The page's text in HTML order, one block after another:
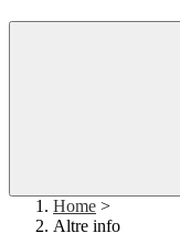
Home >
Altre info